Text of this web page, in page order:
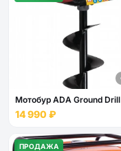
Мотобур ADA Ground Drill
14 990 ₽
ПРОДАЖА